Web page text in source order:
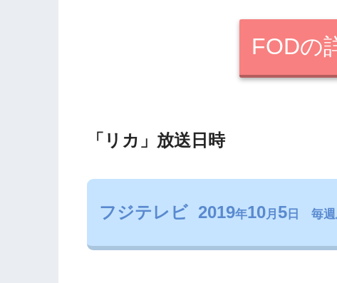
FODの
「リカ」放送日時
フジテレビ 2019年10月 5 日 毎週